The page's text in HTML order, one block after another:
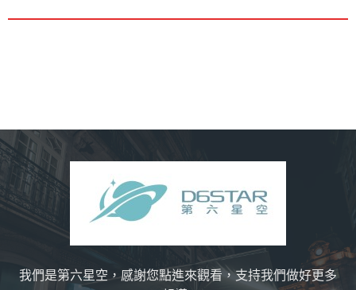
我們是第六星空，感謝您點進來觀看，支持我們做好更多